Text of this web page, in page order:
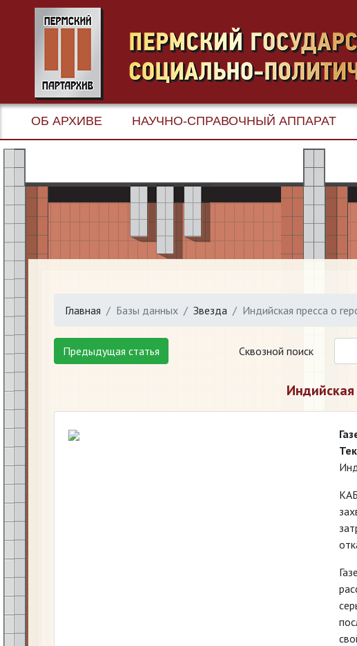
ОБ АРХИВЕ НАУЧНО-СПРАВОЧНЫЙ АППАРАТ
Главная Базы данных Звезда Индийская пресса о
Предыдущая статья Сквозной поиск